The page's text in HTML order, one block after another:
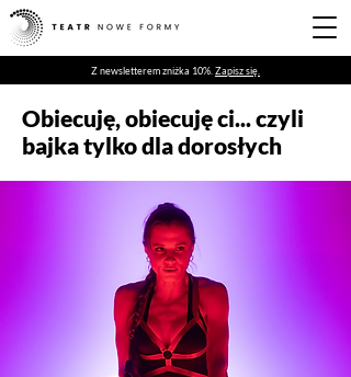
Z newsletterem zniżka 10%. Zapisz się.
Obiecuję, obiecuję ci... czyli
bajka tylko dla dorosłych